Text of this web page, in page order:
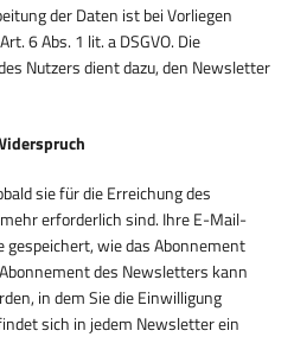
der Daten ist bei Vorliegen
6 Abs. 1 lit. a DSGVO. Die
Nutzers dient dazu, den Newsletter
sie für die Erreichung des
erforderlich sind. Ihre E-Mail-
gespeichert, wie das Abonnement
des Newsletters kann
in dem Sie die Einwilligung
sich in jedem Newsletter ein